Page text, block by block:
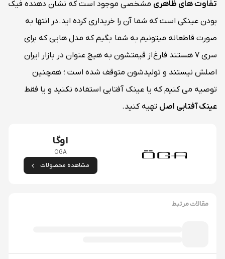
تفاوت های ظاهری مشخصی موجود است که نشان دهنده فیک
بودن عینکی است که شما آن را خریداری کرده اید. در انتها به
صورت قاطعانه میتونیم به شما بگیم که مدل هایی که برای
سری 7 هستند فارغ از قیمتشون به هیچ عنوان در بازار ایران
اصلش نیستند و تولیدشون متوقف شده است ؛ همچنین
توصیه می کنیم که یا عینک آفتابی استفاده نکنید و یا فقط
عینک آفتابی اصل تهیه کنید.
اوگا
OGA
مشاهده محصولات
مقالات مرتبط